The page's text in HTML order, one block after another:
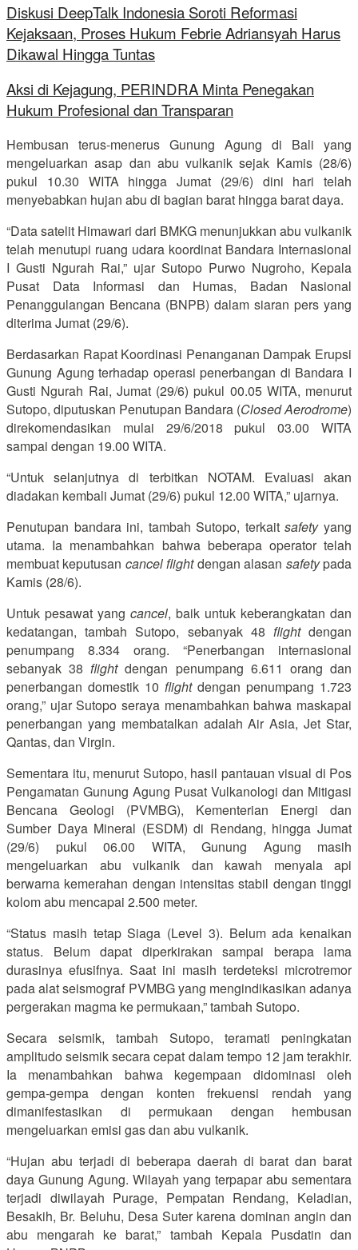
Diskusi DeepTalk Indonesia Soroti Reformasi
Kejaksaan, Proses Hukum Febrie Adriansyah Harus
Dikawal Hingga Tuntas
Aksi di Kejagung, PERINDRA Minta Penegakan
Hukum Profesional dan Transparan
Hembusan terus-menerus Gunung Agung di Bali yang
mengeluarkan asap dan abu vulkanik sejak Kamis (28/6)
pukul 10.30 WITA hingga Jumat (29/6) dini hari telah
menyebabkan hujan abu di bagian barat hingga barat daya.
“Data satelit Himawari dari BMKG menunjukkan abu vulkanik
telah menutupi ruang udara koordinat Bandara Internasional
I Gusti Ngurah Rai,” ujar Sutopo Purwo Nugroho, Kepala
Pusat Data Informasi dan Humas, Badan Nasional
Penanggulangan Bencana (BNPB) dalam siaran pers yang
diterima Jumat (29/6).
Berdasarkan Rapat Koordinasi Penanganan Dampak Erupsi
Gunung Agung terhadap operasi penerbangan di Bandara I
Gusti Ngurah Rai, Jumat (29/6) pukul 00.05 WITA, menurut
Sutopo, diputuskan Penutupan Bandara (Closed Aerodrome)
direkomendasikan mulai 29/6/2018 pukul 03.00 WITA
sampai dengan 19.00 WITA.
“Untuk selanjutnya di terbitkan NOTAM. Evaluasi akan
diadakan kembali Jumat (29/6) pukul 12.00 WITA,” ujarnya.
Penutupan bandara ini, tambah Sutopo, terkaitsafetyyang
utama. Ia menambahkan bahwa beberapa operator telah
membuat keputusan cancel flightdengan alasan safetypada
Kamis (28/6).
Untuk pesawat yang cancel, baik untuk keberangkatan dan
kedatangan, tambah Sutopo, sebanyak 48 flightdengan
penumpang 8.334 orang. “Penerbangan internasional
sebanyak 38flightdengan penumpang 6.611 orang dan
penerbangan domestik 10 flightdengan penumpang 1.723
orang,” ujar Sutopo seraya menambahkan bahwa maskapai
penerbangan yang membatalkan adalah Air Asia, Jet Star,
Qantas, dan Virgin.
Sementara itu, menurut Sutopo, hasil pantauan visual di Pos
Pengamatan Gunung Agung Pusat Vulkanologi dan Mitigasi
Bencana Geologi (PVMBG), Kementerian Energi dan
Sumber Daya Mineral (ESDM) di Rendang, hingga Jumat
(29/6) pukul 06.00 WITA, Gunung Agung masih
mengeluarkan abu vulkanik dan kawah menyala api
berwarna kemerahan dengan intensitas stabil dengan tinggi
kolom abu mencapai 2.500 meter.
“Status masih tetap Siaga (Level 3). Belum ada kenaikan
status. Belum dapat diperkirakan sampai berapa lama
durasinya efusifnya. Saat ini masih terdeteksi microtremor
pada alat seismograf PVMBG yang mengindikasikan adanya
pergerakan magma ke permukaan,” tambah Sutopo.
Secara seismik, tambah Sutopo, teramati peningkatan
amplitudo seismik secara cepat dalam tempo 12 jam terakhir.
Ia menambahkan bahwa kegempaan didominasi oleh
gempa-gempa dengan konten frekuensi rendah yang
dimanifestasikan di permukaan dengan hembusan
mengeluarkan emisi gas dan abu vulkanik.
“Hujan abu terjadi di beberapa daerah di barat dan barat
daya Gunung Agung. Wilayah yang terpapar abu sementara
terjadi diwilayah Purage, Pempatan Rendang, Keladian,
Besakih, Br. Beluhu, Desa Suter karena dominan angin dan
abu mengarah ke barat,” tambah Kepala Pusdatin dan